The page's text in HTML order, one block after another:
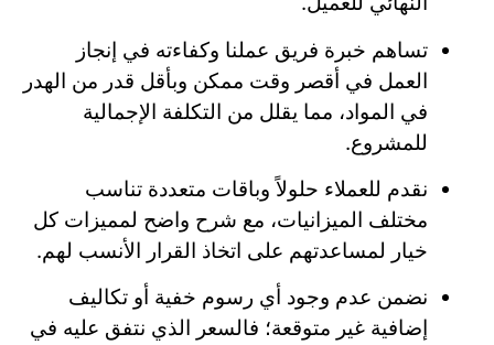
تساهم خبرة فريق عملنا وكفاءته في إنجاز
العمل في أقصر وقت ممكن وبأقل قدر من الهدر
في المواد، مما يقلل من التكلفة الإجمالية
للمشروع.
نقدم للعملاء حلولاً وباقات متعددة تناسب
مختلف الميزانيات، مع شرح واضح لمميزات كل
خيار لمساعدتهم على اتخاذ القرار الأنسب لهم.
نضمن عدم وجود أي رسوم خفية أو تكاليف
إضافية غير متوقعة؛ فالسعر الذي نتفق عليه في